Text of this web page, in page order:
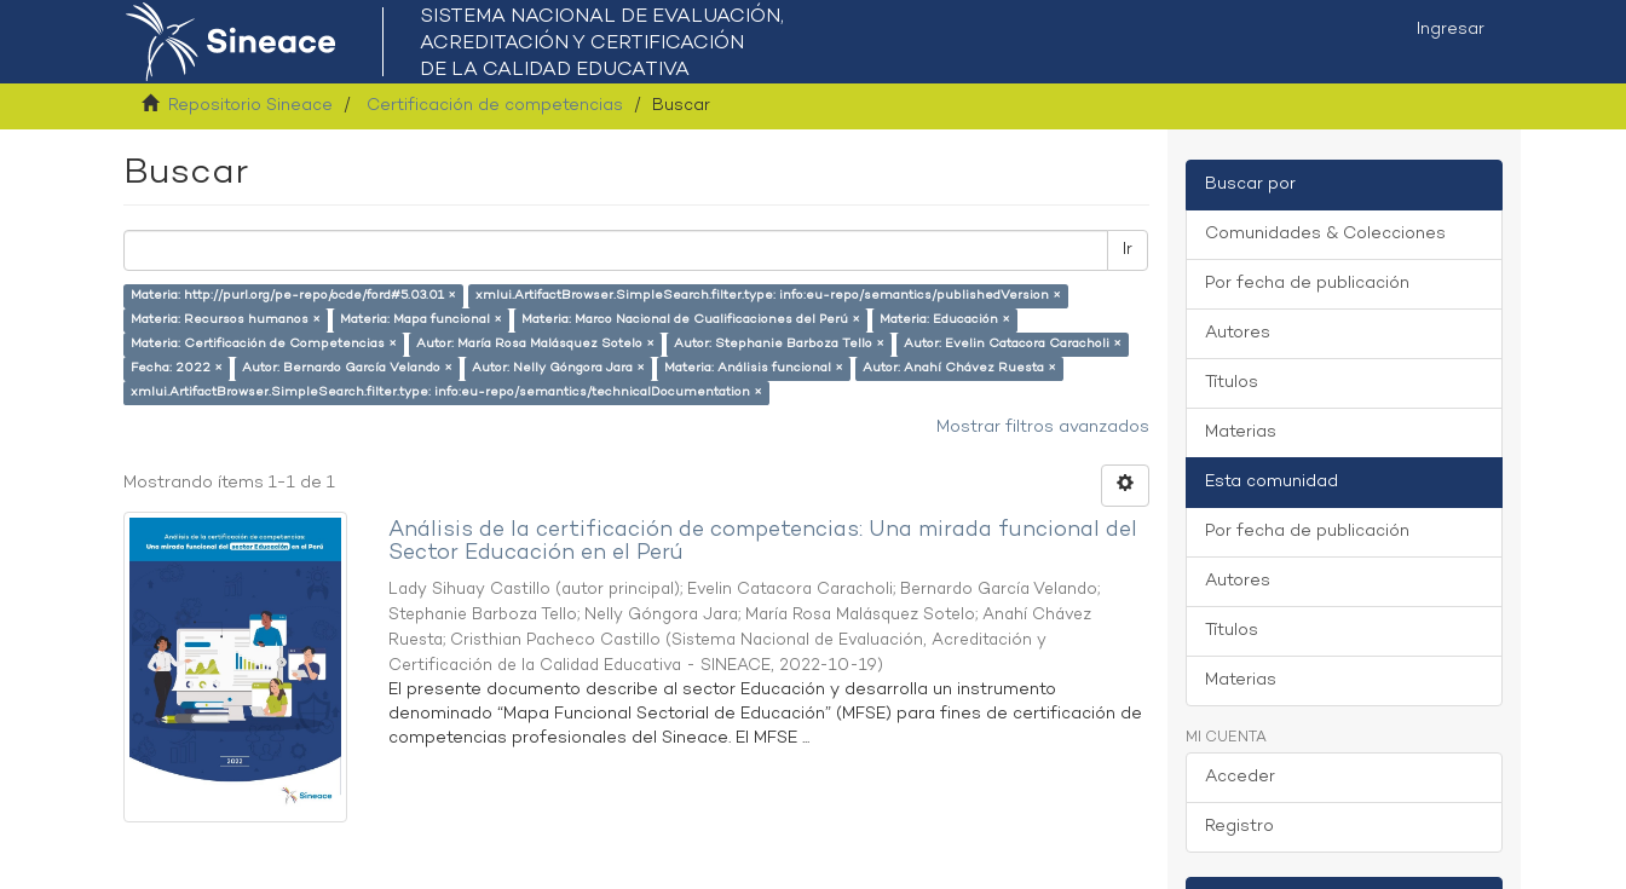
Ingresar
Repositorio Sineace Certificación de competencias Buscar
Buscar
Ir
Materia: http://purl.org/pe-repo/ocde/ford#5.03.01 ×
xmlui.ArtifactBrowser.SimpleSearch.filter.type: info:eu-repo/semantics/publishedVersion ×
Materia: Recursos humanos ×
Materia: Mapa funcional × Materia: Marco Nacional de Cualificaciones del Perú ×
Materia: Educación ×
Materia: Certificación de Competencias ×
Autor: María Rosa Malásquez Sotelo × Autor: Stephanie Barboza Tello ×
Autor: Evelin Catacora Caracholi ×
Fecha: 2022 ×
Autor: Bernardo García Velando × Autor: Nelly Góngora Jara × Materia: Análisis funcional ×
Autor: Anahí Chávez Ruesta ×
xmlui.ArtifactBrowser.SimpleSearch.filter.type: info:eu-repo/semantics/technicalDocumentation ×
Mostrar filtros avanzados
Mostrando ítems 1-1 de 1
Análisis de la certificación de competencias: Una mirada funcional del
Sector Educación en el Perú
Lady Sihuay Castillo (autor principal); Evelin Catacora Caracholi; Bernardo García Velando;
Stephanie Barboza Tello; Nelly Góngora Jara; María Rosa Malásquez Sotelo;Anahí Chávez
Ruesta; Cristhian Pacheco Castillo (Sistema Nacional de Evaluación, Acreditación y
Certificación de la Calidad Educativa - SINEACE, 2022-10-19)
El presente documento describe al sector Educación y desarrolla un instrumento
denominado “Mapa Funcional Sectorial de Educación” (MFSE) para fines de certificación de
competencias profesionales del Sineace. El MFSE ...
Buscar por
Comunidades & Colecciones
Por fecha de publicación
Autores
Títulos
Materias
Esta comunidad
Por fecha de publicación
Autores
Títulos
Materias
MI CUENTA
Acceder
Registro